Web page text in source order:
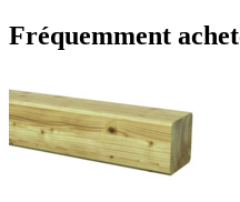
Fréquemment